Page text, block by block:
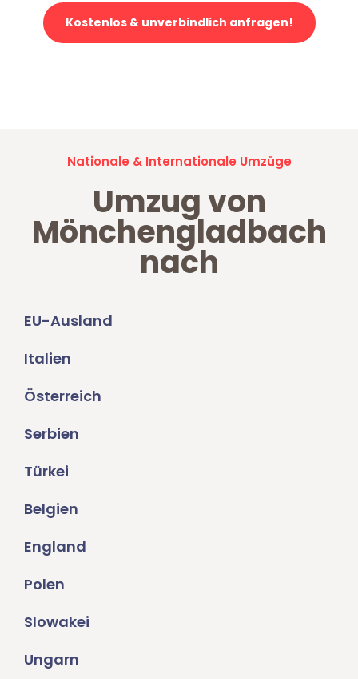
Kostenlos & unverbindlich anfragen!
Nationale & Internationale Umzüge
Umzug von
Mönchengladbach
nach
EU-Ausland
Italien
Österreich
Serbien
Türkei
Belgien
England
Polen
Slowakei
Ungarn